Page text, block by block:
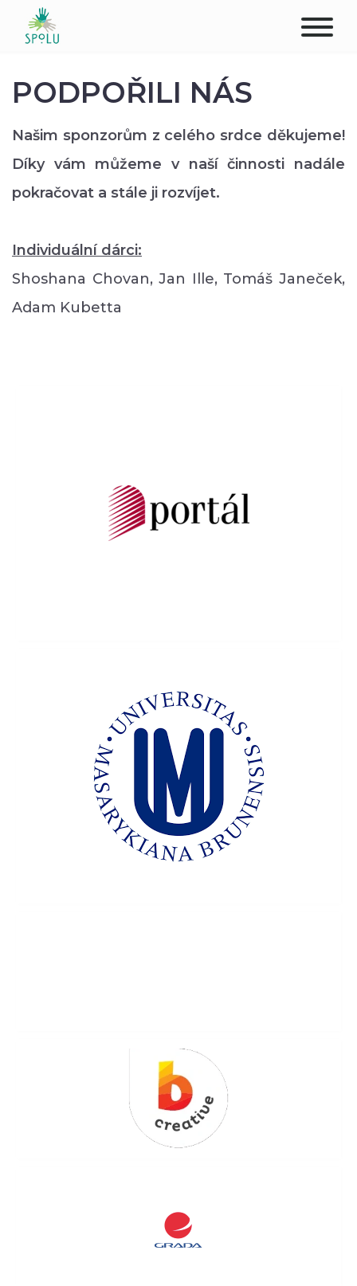
PODPOŘTE NÁS
PŮSOBIŠTĚ
PROFESIONÁLOVÉ
PODPOŘILI NÁS
Našim sponzorům z celého srdce děkujeme!
Díky vám můžeme v naší činnosti nadále
pokračovat a stále ji rozvíjet.
Individuální dárci:
Shoshana Chovan, Jan Ille, Tomáš Janeček,
Adam Kubetta